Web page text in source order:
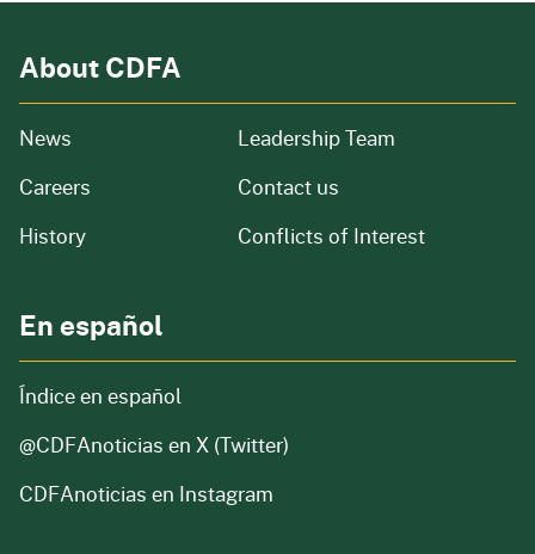
About CDFA
News from our organization
Careers and job openings
Historyof our organization
Leadership Team
Contact us
Conflicts of Interest
En español
Índice en español
@CDFAnoticias en X (Twitter)
CDFAnoticias en Instagram